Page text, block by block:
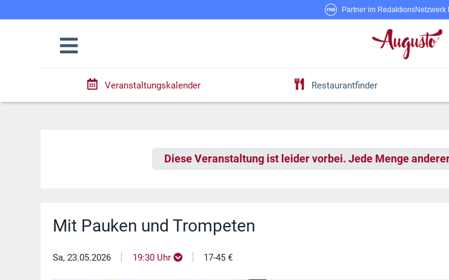
Partner im RedaktionsNetzwerk
Veranstaltungskalender Restaurantfinder
Diese Veranstaltung ist leider vorbei. Jede Menge
Mit Pauken und Trompeten
Sa, 23.05.2026 | 19:30 Uhr | 17-45 €